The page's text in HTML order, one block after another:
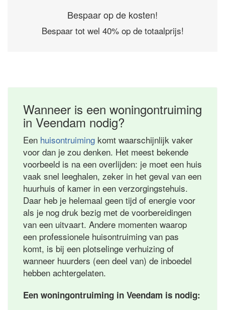
Bespaar op de kosten!
Bespaar tot wel 40% op de totaalprijs!
Wanneer is een woningontruiming
in Veendam nodig?
Een huisontruiming komt waarschijnlijk vaker
voor dan je zou denken. Het meest bekende
voorbeeld is na een overlijden: je moet een huis
vaak snel leeghalen, zeker in het geval van een
huurhuis of kamer in een verzorgingstehuis.
Daar heb je helemaal geen tijd of energie voor
als je nog druk bezig met de voorbereidingen
van een uitvaart. Andere momenten waarop
een professionele huisontruiming van pas
komt, is bij een plotselinge verhuizing of
wanneer huurders (een deel van) de inboedel
hebben achtergelaten.
Een woningontruiming in Veendam is nodig: